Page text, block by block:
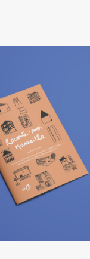
FANZINE
MOI
»